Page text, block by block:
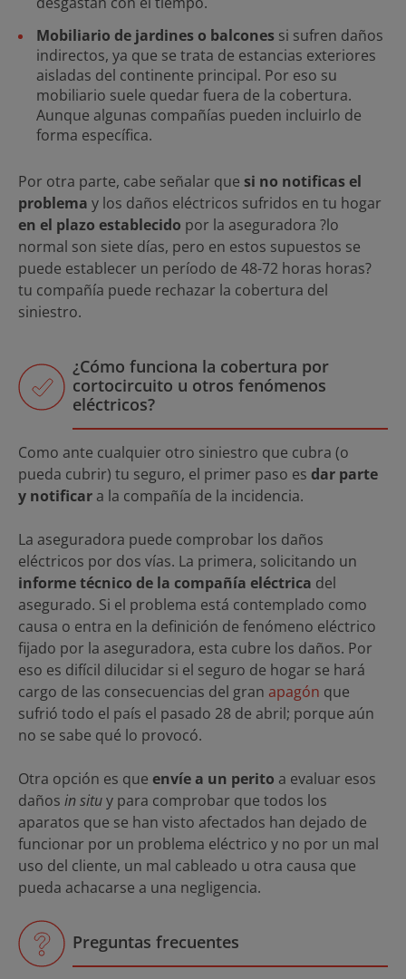
Mobiliario de jardines o balcones si sufren daños
indirectos, ya que se trata de estancias exteriores
aisladas del continente principal. Por eso su
mobiliario suele quedar fuera de la cobertura.
Aunque algunas compañías pueden incluirlo de
forma específica.
Por otra parte, cabe señalar que si no notificas el
problema y los daños eléctricos sufridos en tu hogar
en el plazo establecido por la aseguradora ?lo
normal son siete días, pero en estos supuestos se
puede establecer un período de 48-72 horas horas?
tu compañía puede rechazar la cobertura del
siniestro.
¿Cómo funciona la cobertura por
cortocircuito u otros fenómenos
eléctricos?
Como ante cualquier otro siniestro que cubra (o
pueda cubrir) tu seguro, el primer paso es dar parte
y notificar a la compañía de la incidencia.
La aseguradora puede comprobar los daños
eléctricos por dos vías. La primera, solicitando un
informe técnico de la compañía eléctrica del
asegurado. Si el problema está contemplado como
causa o entra en la definición de fenómeno eléctrico
fijado por la aseguradora, esta cubre los daños. Por
eso es difícil dilucidar si el seguro de hogar se hará
cargo de las consecuencias del gran apagón que
sufrió todo el país el pasado 28 de abril; porque aún
no se sabe qué lo provocó.
Otra opción es que envíe a un perito a evaluar esos
daños in situy para comprobar que todos los
aparatos que se han visto afectados han dejado de
funcionar por un problema eléctrico y no por un mal
uso del cliente, un mal cableado u otra causa que
pueda achacarse a una negligencia.
Preguntas frecuentes